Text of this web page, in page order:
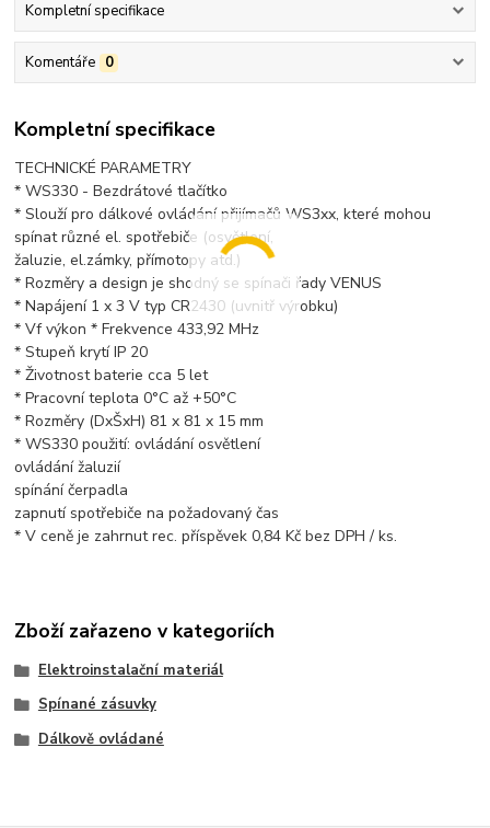
Kompletní specifikace
Komentáře 0
Kompletní specifikace
TECHNICKÉ PARAMETRY
* WS330 - Bezdrátové tlačítko
* Slouží pro dálkové ovládání přijímačů WS3xx, které mohou
spínat různé el. spotřebiče (osvětlení,
žaluzie, el.zámky, přímotopy atd.)
* Rozměry a design je shodný se spínači řady VENUS
* Napájení 1 x 3 V typ CR2430 (uvnitř výrobku)
* Vf výkon * Frekvence 433,92 MHz
* Stupeň krytí IP 20
* Životnost baterie cca 5 let
* Pracovní teplota 0°C až +50°C
* Rozměry (DxŠxH) 81 x 81 x 15 mm
* WS330 použití: ovládání osvětlení
ovládání žaluzií
spínání čerpadla
zapnutí spotřebiče na požadovaný čas
* V ceně je zahrnut rec. příspěvek 0,84 Kč bez DPH / ks.
Zboží zařazeno v kategoriích
Elektroinstalační materiál
Spínané zásuvky
Dálkově ovládané